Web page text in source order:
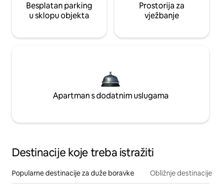
Besplatan parking
u sklopu objekta
Prostorija za
vježbanje
Apartman s dodatnim uslugama
Destinacije koje treba istražiti
Popularne destinacije za duže boravke Obližnje destinacije